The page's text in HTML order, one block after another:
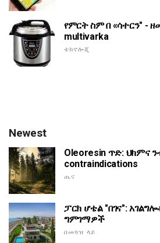
የምርት ስም በ «ሳተርን" -
multivarka
ቴክኖሎጂ
Newest
Oleoresin ጥድ: ህክምና
contraindications
ጤና
ፓርክ ሆቴል "በገና":
ግምገማዎች
በመጓዝ ላይ